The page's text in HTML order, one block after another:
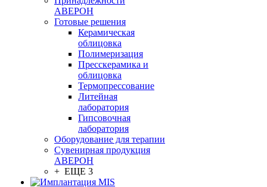
АВЕРОН
Готовые решения
Керамическая
облицовка
Полимеризация
Пресскерамика и
облицовка
Термопрессование
Литейная
лаборатория
Гипсовочная
лаборатория
Оборудование для терапии
Сувенирная продукция
АВЕРОН
+ ЕЩЕ 3